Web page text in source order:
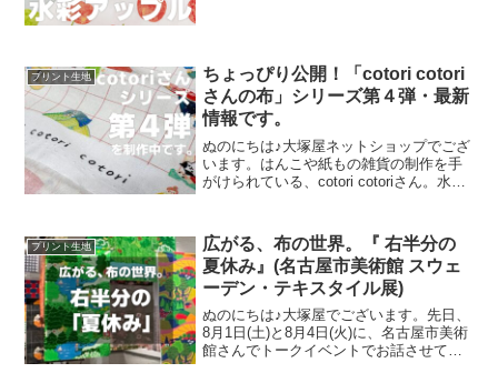
のオックスプリント」です
プリント生地
ちょっぴり公開！「cotori cotori
さんの布」シリーズ第４弾・最新
情報です。
ぬのにちは♪大塚屋ネットショップでござ
います。はんこや紙もの雑貨の制作を手
がけられている、cotori cotoriさん。水彩
開されています。cotori cotori
プリント生地
広がる、布の世界。『 右半分の
夏休み』(名古屋市美術館 スウェ
ーデン・テキスタイル展)
ぬのにちは♪大塚屋でございます。先日、
8月1日(土)と8月4日(火)に、名古屋市美術
館さんでトークイベントでお話させてい